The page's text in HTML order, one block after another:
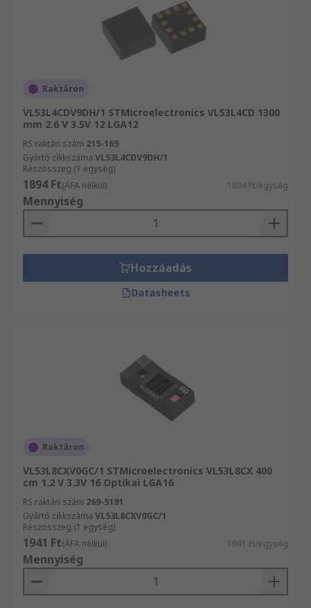
Raktáron
VL53L4CDV9DH/1 STMicroelectronics VL53L4CD 1300
mm 2.6 V 3.5V 12 LGA12
RS raktári szám 215-169
Gyártó cikkszáma VL53L4CDV9DH/1
Részösszeg (1 egység)
1894 Ft(ÁFA nélkül) 1894 Ft/egység
Mennyiség
Hozzáadás
Datasheets
Raktáron
VL53L8CXV0GC/1 STMicroelectronics VL53L8CX 400
cm 1.2 V 3.3V 16 Optikai LGA16
RS raktári szám 269-5191
Gyártó cikkszáma VL53L8CXV0GC/1
Részösszeg (1 egység)
1941 Ft(ÁFA nélkül) 1941 Ft/egység
Mennyiség